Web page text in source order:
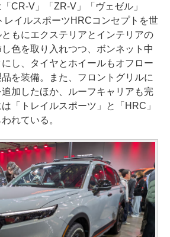
CR-V」「ZR-V」「ヴェゼル」
レイルスポーツHRCコンセプトを世
もにエクステリアとインテリアの
色を取り入れつつ、ボンネット中
し、タイヤとホイールもオフロー
を装備。また、フロントグリルに
加したほか、ルーフキャリアも完
「トレイルスポーツ」と「HRC」
れている。